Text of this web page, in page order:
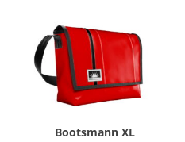
Bootsmann XL